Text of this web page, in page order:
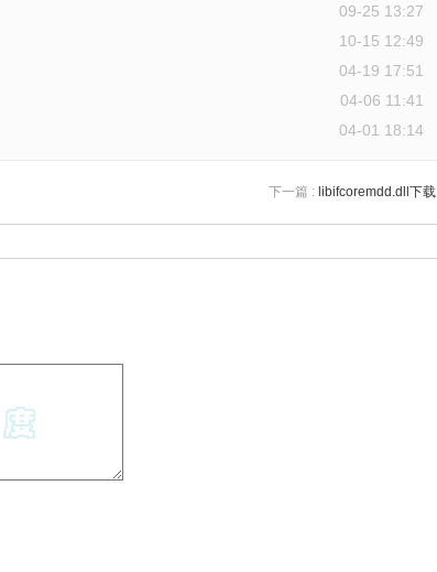
09-25 13:27
10-15 12:49
04-19 17:51
04-06 11:41
04-01 18:14
下一篇 : libifcoremdd.dll下载